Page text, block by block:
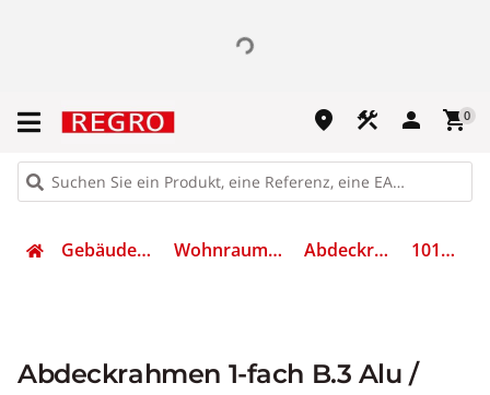
place construction person shopping_cart0
Gebäudetechnik Wohnraumschalter Abdeckrahmen 10113004
Abdeckrahmen 1-fach B.3 Alu /